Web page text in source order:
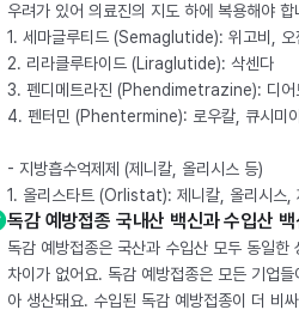
우려가 있어 의료진의 지도 하에 복용해야 합
1. 세마글루티드 (Semaglutide): 위고비, 오
2. 리라클루타이드 (Liraglutide): 삭센다
3. 펜디메트라진 (Phendimetrazine): 디어
4. 펜터민 (Phentermine): 로우칼, 큐시미
- 지방흡수억제제 (제니칼, 올리시스 등)
1. 올리스타트 (Orlistat): 제니칼, 올리시스,
독감 예방접종 국내산 백신과 수입산 백
독감 예방접종은 국산과 수입산 모두 동일
차이가 없어요. 독감 예방접종은 모든 기업
아 생산돼요. 수입된 독감 예방접종이 더 비